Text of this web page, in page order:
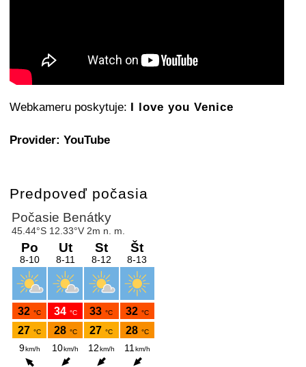
Webkameru poskytuje: I love you Venice
Provider: YouTube
Predpoveď počasia